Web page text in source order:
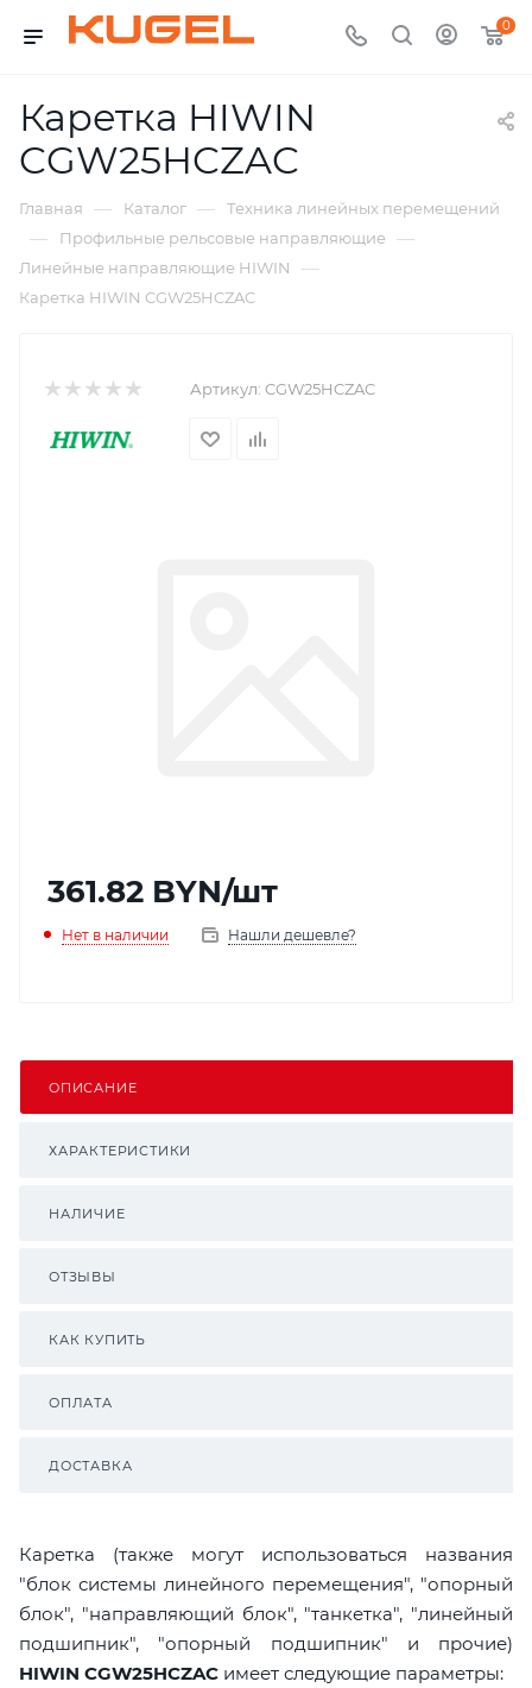
0
Каретка HIWIN
CGW25HCZAC
Главная — Каталог — Техника линейных перемещений
— Профильные рельсовые направляющие —
Линейные направляющие HIWIN —
Каретка HIWIN CGW25HCZAC
Артикул: CGW25HCZAC
361.82 BYN/шт
Нет в наличии Нашли дешевле?
ОПИСАНИЕ
ХАРАКТЕРИСТИКИ
НАЛИЧИЕ
ОТЗЫВЫ
КАК КУПИТЬ
ОПЛАТА
ДОСТАВКА
Каретка (также могут использоваться названия
"блок системы линейного перемещения", "опорный
блок", "направляющий блок", "танкетка", "линейный
подшипник", "опорный подшипник" и прочие)
HIWIN CGW25HCZAC имеет следующие параметры: